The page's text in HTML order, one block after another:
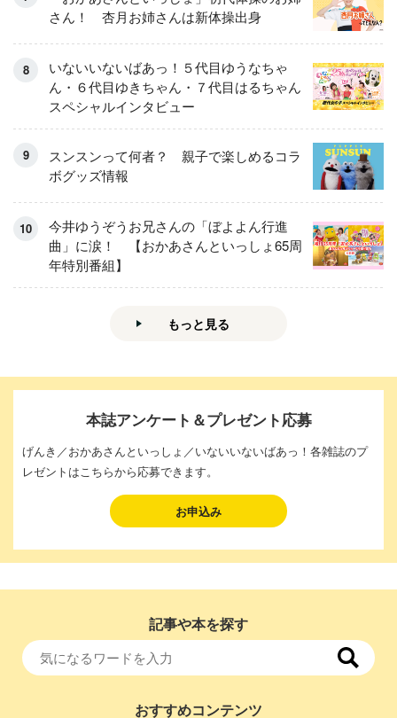
さん！ 杏月お姉さんは新体操出身
いないいないばあっ！５代目ゆうなちゃ
ん・６代目ゆきちゃん・７代目はるちゃん
スペシャルインタビュー
スンスンって何者？ 親子で楽しめるコラ
ボグッズ情報
今井ゆうぞうお兄さんの「ぼよよん行進
曲」に涙！ 【おかあさんといっしょ65周
年特別番組】
もっと見る
本誌アンケート＆プレゼント応募
げんき／おかあさんといっしょ／いないいないばあっ！各雑誌のプ
レゼントはこちらから応募できます。
お申込み
記事や本を探す
おすすめコンテンツ